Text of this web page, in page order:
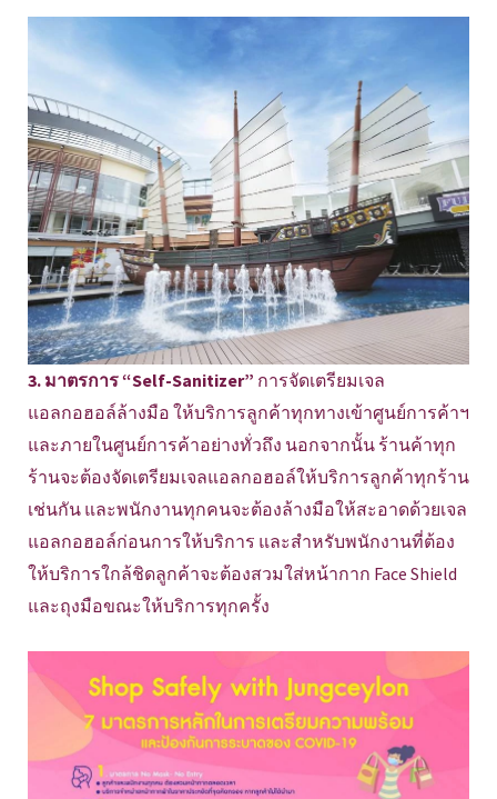
3. มาตรการ “Self-Sanitizer” การจัดเตรียมเจล
แอลกอฮอล์ล้างมือ ให้บริการลูกค้าทุกทางเข้าศูนย์การค้าฯ
และภายในศูนย์การค้าอย่างทั่วถึง นอกจากนั้น ร้านค้าทุก
ร้านจะต้องจัดเตรียมเจลแอลกอฮอล์ให้บริการลูกค้าทุกร้าน
เช่นกัน และพนักงานทุกคนจะต้องล้างมือให้สะอาดด้วยเจล
แอลกอฮอล์ก่อนการให้บริการ และสำหรับพนักงานที่ต้อง
ให้บริการใกล้ชิดลูกค้าจะต้องสวมใส่หน้ากาก Face Shield
และถุงมือขณะให้บริการทุกครั้ง